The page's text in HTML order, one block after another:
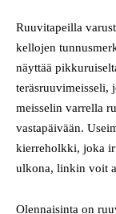
Ruuvitapeilla
kellojen
näyttää
teräsruuvimeisseli,
meisselin varrella
vastapäivään.
kierreholkki, joka
ulkona, linkin voit
Olennaisinta on